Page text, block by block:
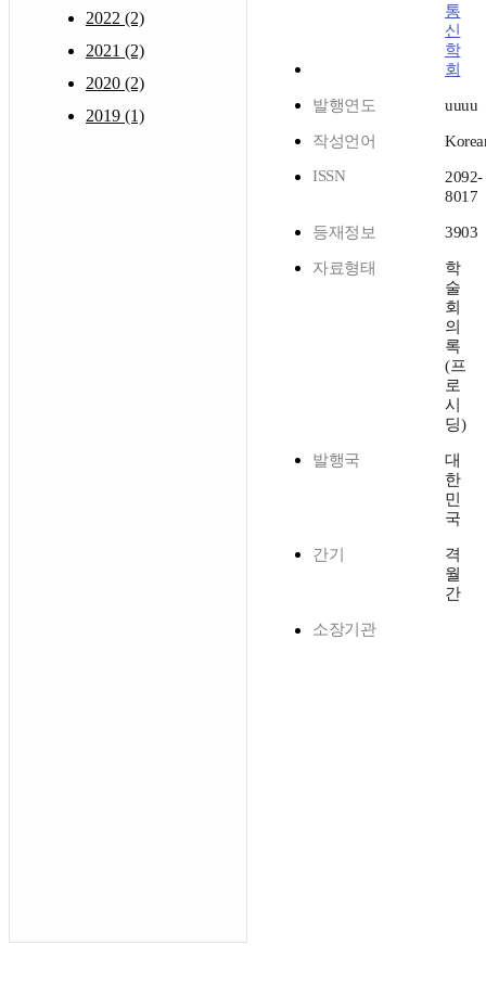
2022 (2)
2021 (2)
2020 (2)
2019 (1)
통
신
학
회
발행연도 uuuu
작성언어
ISSN
2092-
8017
등재정보 3903
자료형태
학
술
회
의
록
(프
로
시
딩)
발행국
대
한
민
국
간기
격
월
간
소장기관